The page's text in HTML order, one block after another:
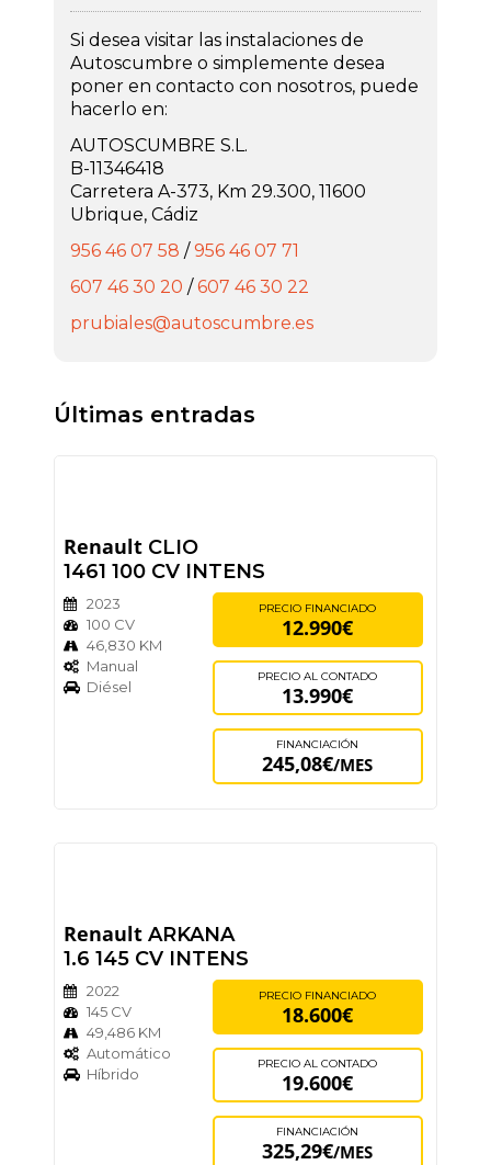
Si desea visitar las instalaciones de
Autoscumbre o simplemente desea
poner en contacto con nosotros, puede
hacerlo en:
AUTOSCUMBRE S.L.
B-11346418
Carretera A-373, Km 29.300, 11600
Ubrique, Cádiz
956 46 07 58 /956 46 07 71
607 46 30 20 /607 46 30 22
prubiales@autoscumbre.es
Últimas entradas
Renault CLIO
1461 100 CV INTENS
2023
100 CV
46,830 KM
Manual
Diésel
PRECIO FINANCIADO
12.990€
PRECIO AL CONTADO
13.990€
FINANCIACIÓN
245,08€/MES
Renault ARKANA
1.6 145 CV INTENS
2022
145 CV
49,486 KM
Automático
Híbrido
PRECIO FINANCIADO
18.600€
PRECIO AL CONTADO
19.600€
FINANCIACIÓN
325,29€/MES